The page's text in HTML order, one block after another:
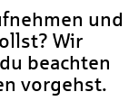
und
Wir
beachten
vorgehst.